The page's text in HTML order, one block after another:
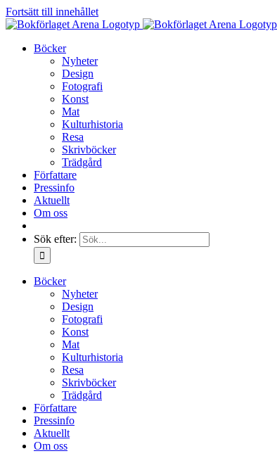
Fortsätt till innehållet
Böcker
Nyheter
Design
Fotografi
Konst
Mat
Kulturhistoria
Resa
Skrivböcker
Trädgård
Författare
Pressinfo
Aktuellt
Om oss
Sök efter:
Böcker
Nyheter
Design
Fotografi
Konst
Mat
Kulturhistoria
Resa
Skrivböcker
Trädgård
Författare
Pressinfo
Aktuellt
Om oss